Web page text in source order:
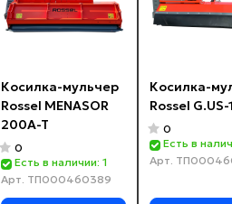
Косилка-мульчер
Rossel MENASOR
200A-T
0
Есть в наличии: 1
Арт. ТП000460389
Косилка-
Rossel G.US-
0
Есть в
Арт.